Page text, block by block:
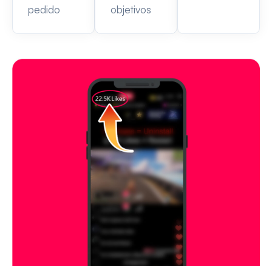
pedido
objetivos